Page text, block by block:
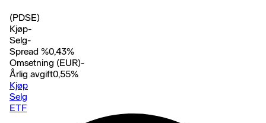
(PDSE)
Kjøp-
Selg-
Spread %0,43%
Omsetning (EUR)-
Årlig avgift0,55%
Kjøp
Selg
ETF